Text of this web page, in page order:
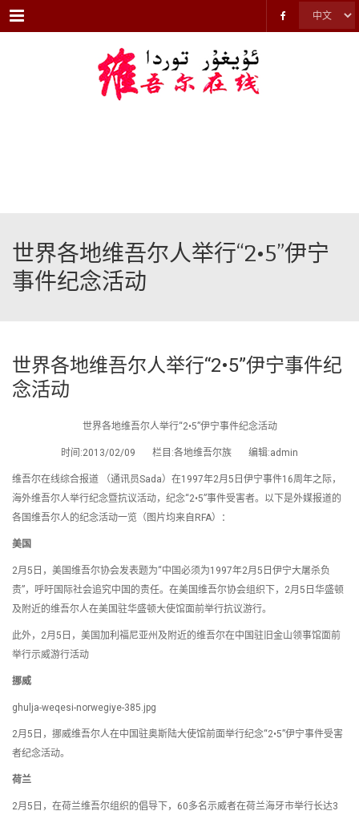
Menu
世界各地维吾尔人举行“2•5”伊宁
事件纪念活动
世界各地维吾尔人举行“2•5”伊宁事件纪
念活动
世界各地维吾尔人举行“2•5”伊宁事件纪念活动
时间:2013/02/09 栏目:各地维吾尔族 编辑:admin
维吾尔在线综合报道 （通讯员Sada）在1997年2月5日伊宁事件16周年之际，
海外维吾尔人举行纪念暨抗议活动，纪念“2•5”事件受害者。以下是外媒报道的
各国维吾尔人的纪念活动一览（图片均来自RFA）：
美国
2月5日，美国维吾尔协会发表题为“中国必须为1997年2月5日伊宁大屠杀负
责”，呼吁国际社会追究中国的责任。在美国维吾尔协会组织下，2月5日华盛顿
及附近的维吾尔人在美国驻华盛顿大使馆面前举行抗议游行。
此外，2月5日，美国加利福尼亚州及附近的维吾尔在中国驻旧金山领事馆面前
举行示威游行活动
挪威
ghulja-weqesi-norwegiye-385.jpg
2月5日，挪威维吾尔人在中国驻奥斯陆大使馆前面举行纪念“2•5”伊宁事件受害
者纪念活动。
荷兰
2月5日，在荷兰维吾尔组织的倡导下，60多名示威者在荷兰海牙市举行长达3